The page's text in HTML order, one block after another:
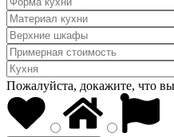
Пожалуйста, докажите, что